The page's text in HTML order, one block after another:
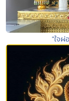
"ใจผ่